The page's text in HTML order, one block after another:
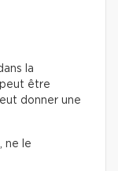
la
être
donner une
ne le